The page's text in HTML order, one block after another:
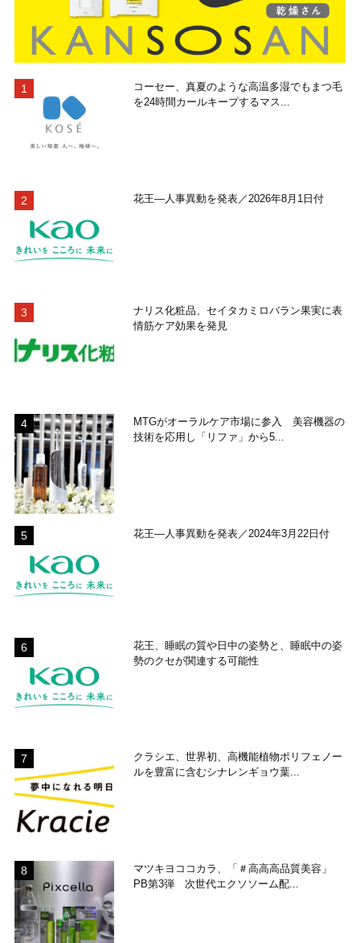
コーセー、真夏のような高温多湿でもまつ毛
を24時間カールキープするマス...
花王―人事異動を発表／2026年8月1日付
ナリス化粧品、セイタカミロバラン果実に表
情筋ケア効果を発見
MTGがオーラルケア市場に参入 美容機器の
技術を応用し「リファ」から5...
花王―人事異動を発表／2024年3月22日付
花王、睡眠の質や日中の姿勢と、睡眠中の姿
勢のクセが関連する可能性
クラシエ、世界初、高機能植物ポリフェノー
ルを豊富に含むシナレンギョウ葉...
マツキヨココカラ、「＃高高高品質美容」
PB第3弾 次世代エクソソーム配...